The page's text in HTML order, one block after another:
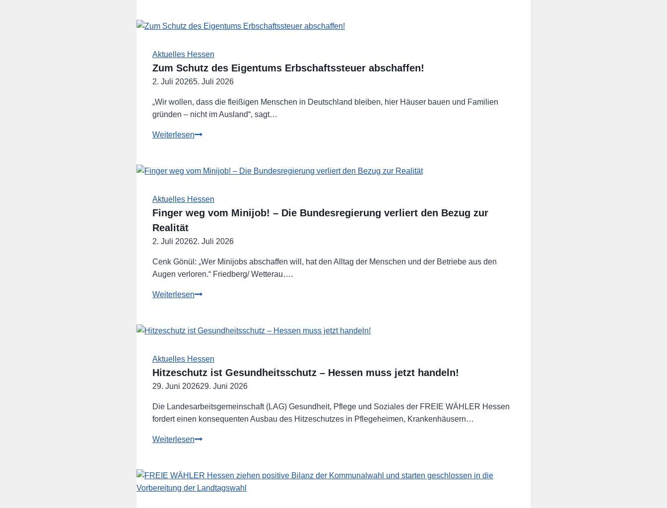
Rot
Hessen
Aktuelles Hessen
Zum Schutz des Eigentums Erbschaftssteuer abschaffen!
2. Juli 20265. Juli 2026
„Wir wollen, dass die fleißigen Menschen in Deutschland bleiben, hier Häuser bauen und Familien
gründen – nicht im Ausland“, sagt…
WeiterlesenZum
Eigentums
abschaffen!
Aktuelles Hessen
Finger weg vom Minijob! – Die Bundesregierung verliert den Bezug zur
Realität
2. Juli 20262. Juli 2026
Cenk Gönül: „Wer Minijobs abschaffen will, hat den Alltag der Menschen und der Betriebe aus den
Augen verloren.“ Friedberg/ Wetterau….
WeiterlesenFinger
Minijob!
Die
Bundesregierung
Bezug
zur
Aktuelles Hessen
Hitzeschutz ist Gesundheitsschutz – Hessen muss jetzt handeln!
29. Juni 202629. Juni 2026
Die Landesarbeitsgemeinschaft (LAG) Gesundheit, Pflege und Soziales der FREIE WÄHLER Hessen
fordert einen konsequenten Ausbau des Hitzeschutzes in Pflegeheimen, Krankenhäusern…
WeiterlesenHitzeschutz
–
Hessen